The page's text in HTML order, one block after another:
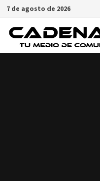
Saltar
contenido
7 de agosto de 2026